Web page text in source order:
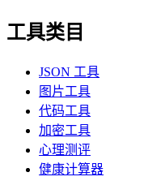
工具类目
JSON 工具
图片工具
代码工具
加密工具
心理测评
健康计算器